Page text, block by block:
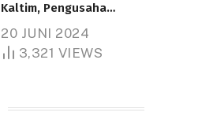
Kaltim, Pengusaha
1.000 Hektare
20 JUNI 2024
3,321 VIEWS